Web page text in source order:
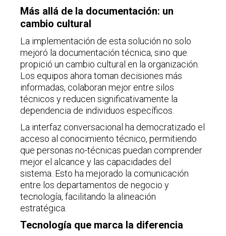
Más allá de la documentación: un
cambio cultural
La implementación de esta solución no solo
mejoró la documentación técnica, sino que
propició un cambio cultural en la organización.
Los equipos ahora toman decisiones más
informadas, colaboran mejor entre silos
técnicos y reducen significativamente la
dependencia de individuos específicos.
La interfaz conversacional ha democratizado el
acceso al conocimiento técnico, permitiendo
que personas no-técnicas puedan comprender
mejor el alcance y las capacidades del
sistema. Esto ha mejorado la comunicación
entre los departamentos de negocio y
tecnología, facilitando la alineación
estratégica.
Tecnología que marca la diferencia